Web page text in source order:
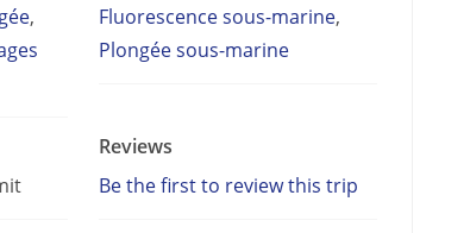
,
Fluorescence sous-marine,
Plongée sous-marine
Reviews
Be the first to review this trip